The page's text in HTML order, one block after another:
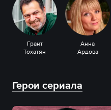
Грант
Тохатян
Анна
Ардова
Герои сериала